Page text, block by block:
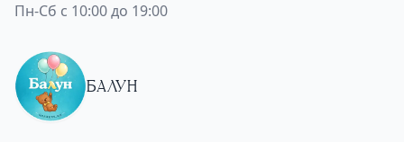
Пн-Сб с 10:00 до 19:00
БАЛУН